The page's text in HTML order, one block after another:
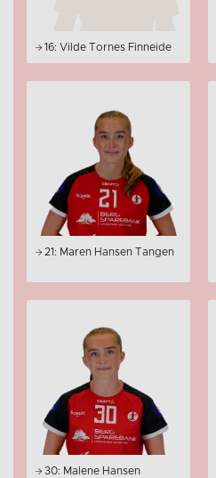
16: Vilde Tornes Finneide
21: Maren Hansen Tangen
30: Malene Hansen